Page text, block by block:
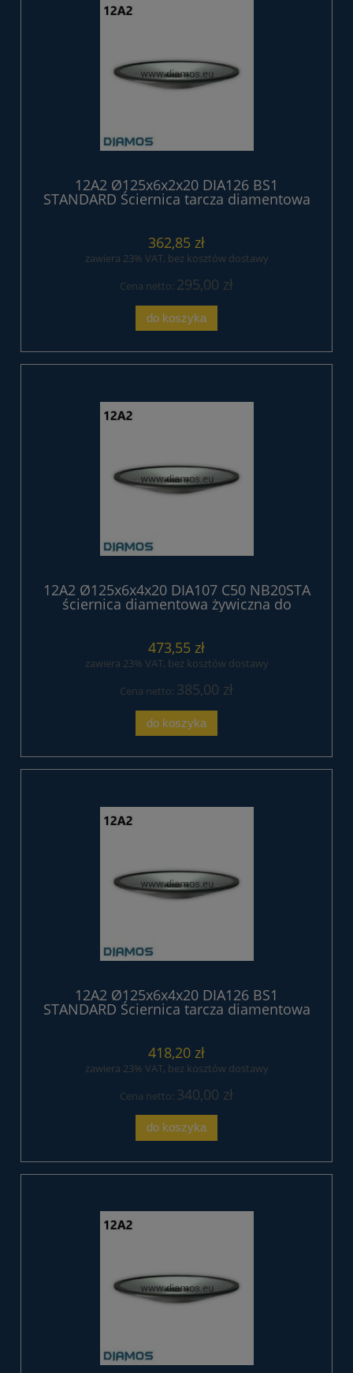
12A2 Ø125x6x2x20 DIA126 BS1
STANDARD Ściernica tarcza diamentowa
362,85 zł
zawiera 23% VAT, bez kosztów dostawy
Cena netto: 295,00 zł
do koszyka
12A2 Ø125x6x4x20 DIA107 C50 NB20STA
ściernica diamentowa żywiczna do
ostrzenia pił tarczowych
473,55 zł
zawiera 23% VAT, bez kosztów dostawy
Cena netto: 385,00 zł
do koszyka
12A2 Ø125x6x4x20 DIA126 BS1
STANDARD Ściernica tarcza diamentowa
418,20 zł
zawiera 23% VAT, bez kosztów dostawy
Cena netto: 340,00 zł
do koszyka